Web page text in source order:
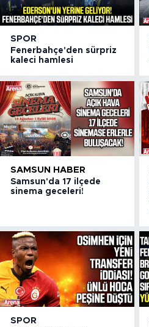
SPOR
Fenerbahçe'den sürpriz
kaleci hamlesi
SAMSUN HABER
Samsun'da 17 ilçede
sinema geceleri!
SPOR